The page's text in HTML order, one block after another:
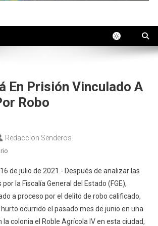
En Prisión Vinculado A
Robo
Redaccion Senderos
En
En
Prisión
Vinculado
A
Proceso
de julio de 2021.- Después de analizar las
la Fiscalía General del Estado (FGE),
a proceso por el delito de robo calificado,
ocurrido el pasado mes de junio en una
la colonia el Roble Agrícola IV en esta ciudad,